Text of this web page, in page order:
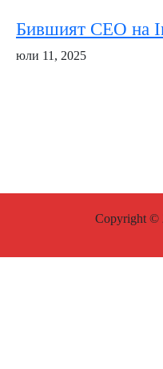
Бившият CEO на
юли 11, 2025
Copyright ©